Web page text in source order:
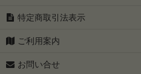
特定商取引法表示
ご利用案内
お問い合せ